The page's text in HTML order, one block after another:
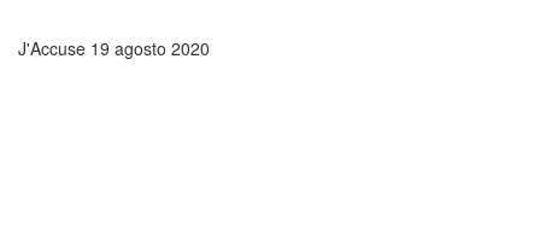
J'Accuse 19 agosto 2020